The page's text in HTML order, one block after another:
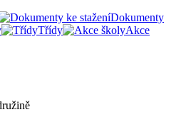
Dokumenty
Třídy
Akce